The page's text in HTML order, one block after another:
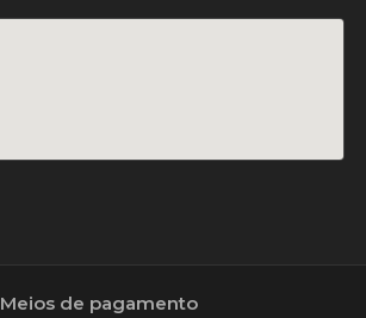
Meios de pagamento